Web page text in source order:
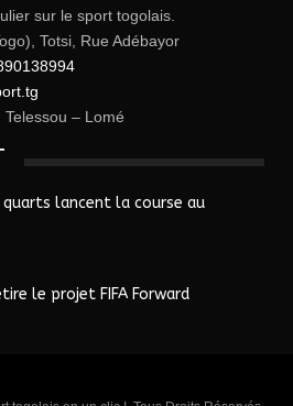
sur le sport togolais.
Totsi, Rue Adébayor
– Lomé
quarts lancent la course au
le projet FIFA Forward